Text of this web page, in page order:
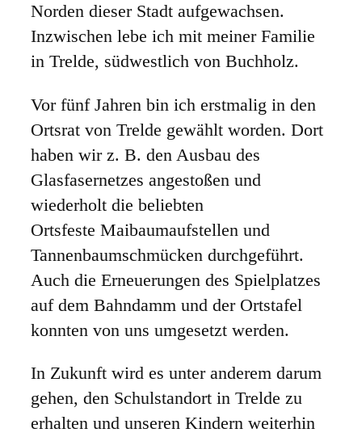
Norden dieser Stadt aufgewachsen.
Inzwischen lebe ich mit meiner Familie
in Trelde, südwestlich von Buchholz.
Vor fünf Jahren bin ich erstmalig in den
Ortsrat von Trelde gewählt worden. Dort
haben wir z. B. den Ausbau des
Glasfasernetzes angestoßen und
wiederholt die beliebten
Ortsfeste Maibaumaufstellen und
Tannenbaumschmücken durchgeführt.
Auch die Erneuerungen des Spielplatzes
auf dem Bahndamm und der Ortstafel
konnten von uns umgesetzt werden.
In Zukunft wird es unter anderem darum
gehen, den Schulstandort in Trelde zu
erhalten und unseren Kindern weiterhin